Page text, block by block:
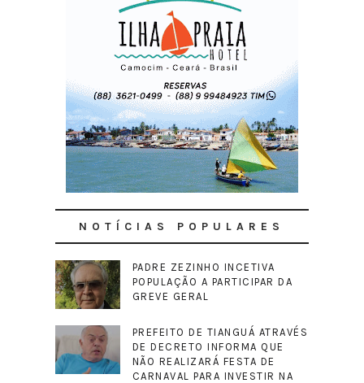
NOTÍCIAS POPULARES
PADRE ZEZINHO INCETIVA
POPULAÇÃO A PARTICIPAR DA
GREVE GERAL
PREFEITO DE TIANGUÁ ATRAVÉS
DE DECRETO INFORMA QUE
NÃO REALIZARÁ FESTA DE
CARNAVAL PARA INVESTIR NA